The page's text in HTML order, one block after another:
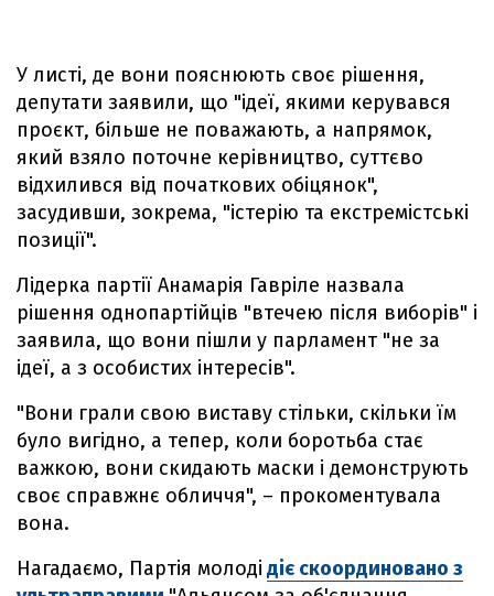
У листі, де вони пояснюють своє рішення,
депутати заявили, що "ідеї, якими керувався
проєкт, більше не поважають, а напрямок,
який взяло поточне керівництво, суттєво
відхилився від початкових обіцянок",
засудивши, зокрема, "істерію та екстремістські
позиції".
Лідерка партії Анамарія Гавріле назвала
рішення однопартійців "втечею після виборів" і
заявила, що вони пішли у парламент "не за
ідеї, а з особистих інтересів".
"Вони грали свою виставу стільки, скільки їм
було вигідно, а тепер, коли боротьба стає
важкою, вони скидають маски і демонструють
своє справжнє обличчя", – прокоментувала
вона.
Нагадаємо, Партія молоді діє скоординовано з